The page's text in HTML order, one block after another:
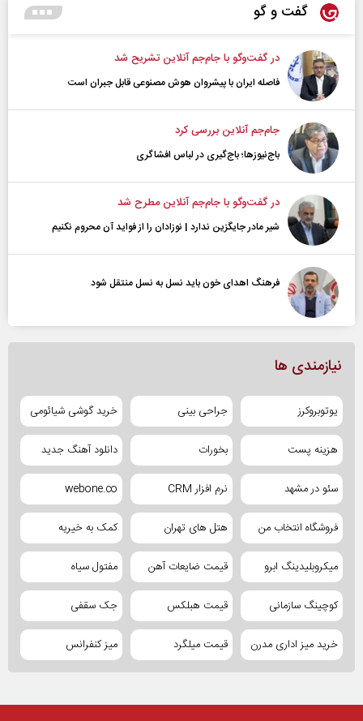
گفت و گو
در گفت‌و‌گو با جام‌جم آنلاین تشریح شد
فاصله ایران با پیشرو‌ان هوش مصنوعی قابل جبران است
جام‌جم آنلاین بررسی کرد
باج‌نیوزها؛ باج‌گیری در لباس افشاگری
در گفت‌و‌گو با جام‌جم آنلاین مطرح شد
شیر مادر جایگزین ندارد | نوزادان را از فواید آن محروم نکنیم
فرهنگ اهدای خون باید نسل به نسل منتقل شود
نیازمندی ها
یوتوبروکرز جراحی بینی خرید گوشی شیائومی
هزینه پست بخورات دانلود آهنگ جدید
سئو در مشهد نرم افزار CRM webone.co
فروشگاه انتخاب من هتل های تهران کمک به خیریه
میکروبلیدینگ ابرو قیمت ضایعات آهن مفتول سیاه
کوچینگ سازمانی قیمت هبلکس جک سقفی
خرید میز اداری مدرن قیمت میلگرد میز کنفرانس